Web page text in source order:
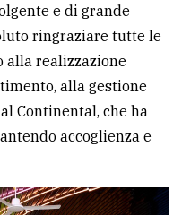
e di grande
ringraziare tutte le
alla realizzazione
alla gestione
Continental, che ha
accoglienza e